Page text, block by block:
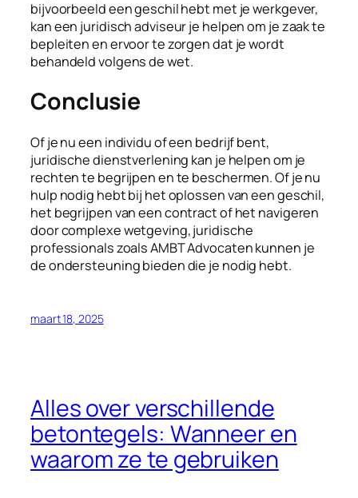
bijvoorbeeld een geschil hebt met je werkgever,
kan een juridisch adviseur je helpen om je zaak te
bepleiten en ervoor te zorgen dat je wordt
behandeld volgens de wet.
Conclusie
Of je nu een individu of een bedrijf bent,
juridische dienstverlening kan je helpen om je
rechten te begrijpen en te beschermen. Of je nu
hulp nodig hebt bij het oplossen van een geschil,
het begrijpen van een contract of het navigeren
door complexe wetgeving, juridische
professionals zoals AMBT Advocaten kunnen je
de ondersteuning bieden die je nodig hebt.
maart 18, 2025
Alles over verschillende
betontegels: Wanneer en
waarom ze te gebruiken